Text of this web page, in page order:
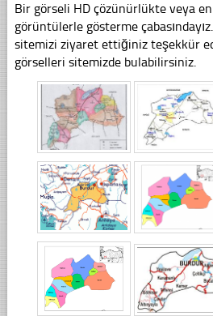
Bir görseli HD çözünürlükte veya
görüntülerle gösterme
sitemizi ziyaret ettiğiniz teşekkür
görselleri sitemizde bulabilirsiniz.